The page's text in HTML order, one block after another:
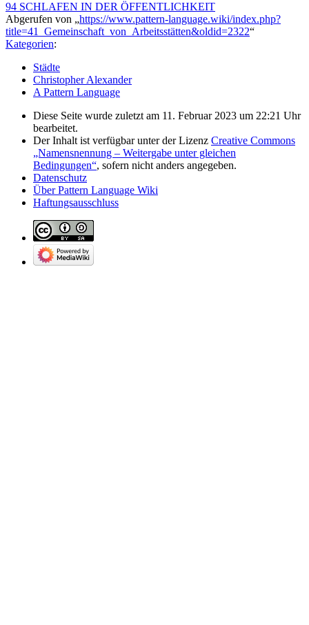
94 SCHLAFEN IN DER ÖFFENTLICHKEIT
Abgerufen von „https://www.pattern-language.wiki/index.php?
title=41_Gemeinschaft_von_Arbeitsstätten&oldid=2322“
Kategorien:
Städte
Christopher Alexander
A Pattern Language
Diese Seite wurde zuletzt am 11. Februar 2023 um 22:21 Uhr
bearbeitet.
Der Inhalt ist verfügbar unter der Lizenz Creative Commons
„Namensnennung – Weitergabe unter gleichen
Bedingungen“, sofern nicht anders angegeben.
Datenschutz
Über Pattern Language Wiki
Haftungsausschluss